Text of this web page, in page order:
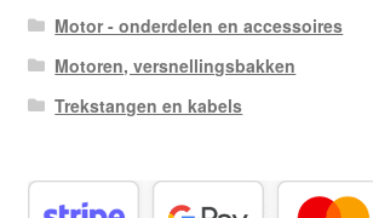
Motor - onderdelen en accessoires
Motoren, versnellingsbakken
Trekstangen en kabels